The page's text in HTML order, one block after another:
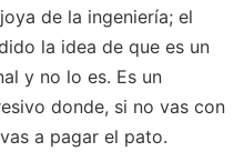
de la ingeniería; el
la idea de que es un
y no lo es. Es un
donde, si no vas con
a pagar el pato.